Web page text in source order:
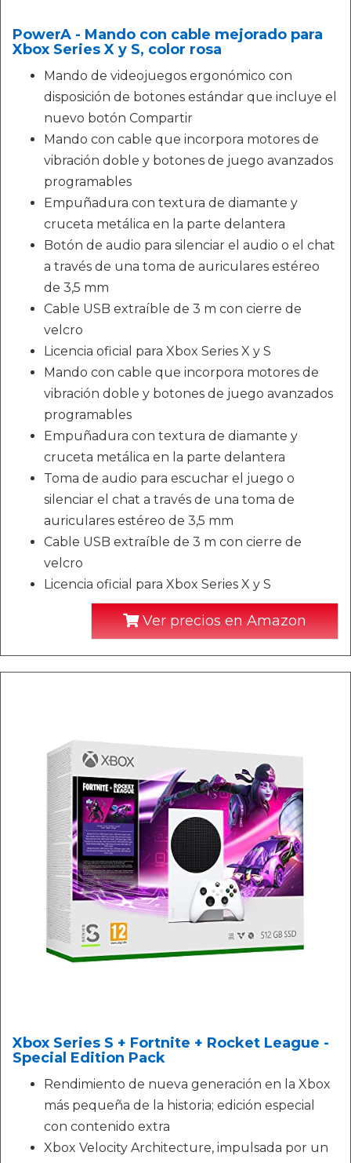
PowerA - Mando con cable mejorado para
Xbox Series X y S, color rosa
Mando de videojuegos ergonómico con
disposición de botones estándar que incluye el
nuevo botón Compartir
Mando con cable que incorpora motores de
vibración doble y botones de juego avanzados
programables
Empuñadura con textura de diamante y
cruceta metálica en la parte delantera
Botón de audio para silenciar el audio o el chat
a través de una toma de auriculares estéreo
de 3,5 mm
Cable USB extraíble de 3 m con cierre de
velcro
Licencia oficial para Xbox Series X y S
Mando con cable que incorpora motores de
vibración doble y botones de juego avanzados
programables
Empuñadura con textura de diamante y
cruceta metálica en la parte delantera
Toma de audio para escuchar el juego o
silenciar el chat a través de una toma de
auriculares estéreo de 3,5 mm
Cable USB extraíble de 3 m con cierre de
velcro
Licencia oficial para Xbox Series X y S
Ver precios en Amazon
Xbox Series S + Fortnite + Rocket League -
Special Edition Pack
Rendimiento de nueva generación en la Xbox
más pequeña de la historia; edición especial
con contenido extra
Xbox Velocity Architecture, impulsada por un